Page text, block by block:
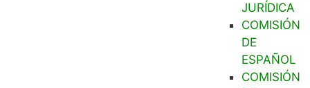
JURÍDICA
COMISIÓN
DE
ESPAÑOL
COMISIÓN